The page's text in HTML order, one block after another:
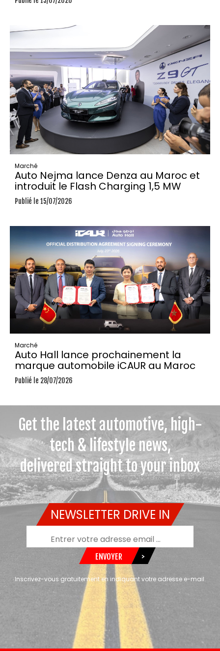
Marché
Auto Nejma lance Denza au Maroc et
introduit le Flash Charging 1,5 MW
Publié le 15/07/2026
Marché
Auto Hall lance prochainement la
marque automobile iCAUR au Maroc
Publié le 28/07/2026
Get the latest automotive, high-
tech & lifestyle news,
delivered straight to your inbox
NEWSLETTER DRIVE IN
ENVOYER >
Inscrivez-vous gratuitement en indiquant votre adresse e-mail.